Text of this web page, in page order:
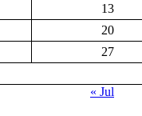
13
20
27
« Jul